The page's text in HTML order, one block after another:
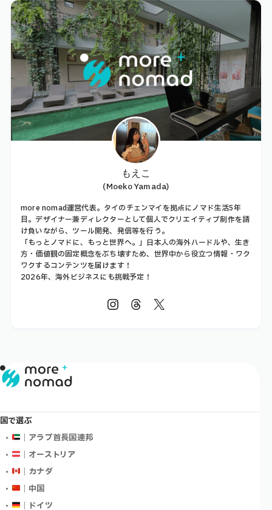
もえこ
(Moeko Yamada)
more nomad運営代表。タイのチェンマイを拠点にノマド生活5年
目。デザイナー兼ディレクターとして個人でクリエイティブ制作を請
け負いながら、ツール開発、発信等を行う。
「もっとノマドに、もっと世界へ。」日本人の海外ハードルや、生き
方・価値観の固定概念をぶち壊すため、世界中から役立つ情報・ワク
ワクするコンテンツを届けます！
2026年、海外ビジネスにも挑戦予定！
国で選ぶ
｜アラブ首長国連邦
｜オーストリア
｜カナダ
｜中国
｜ドイツ